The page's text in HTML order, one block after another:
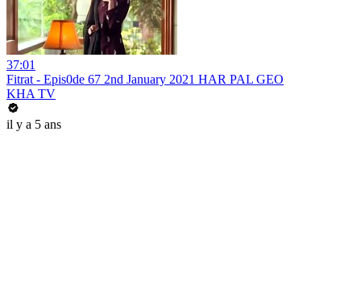
37:01
Fitrat - Epis0de 67 2nd January 2021 HAR PAL GEO
KHA TV
il y a 5 ans